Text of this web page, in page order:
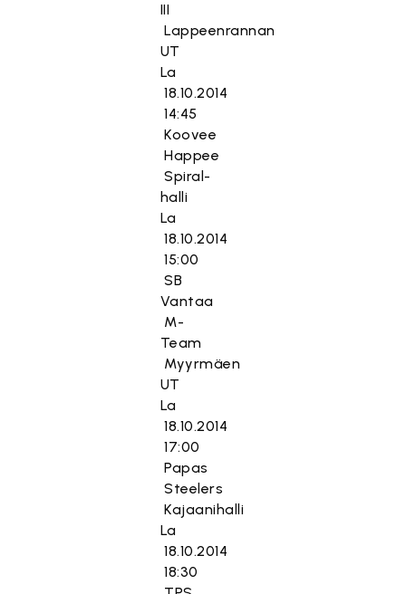
III
Lappeenrannan
UT
La
18.10.2014
14:45
Koovee
Happee
Spiral-
halli
La
18.10.2014
15:00
SB
Vantaa
M-
Team
Myyrmäen
UT
La
18.10.2014
17:00
Papas
Steelers
Kajaanihalli
La
18.10.2014
18:30